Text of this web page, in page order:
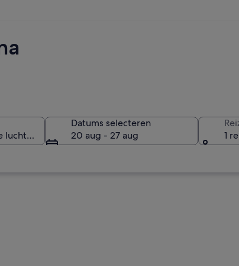
Datums selecteren
20 aug - 27 aug
1